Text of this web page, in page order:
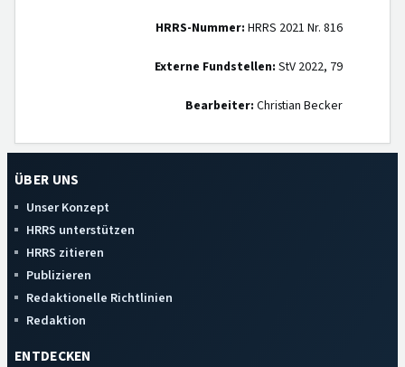
HRRS-Nummer: HRRS 2021 Nr. 816
Externe Fundstellen: StV 2022, 79
Bearbeiter: Christian Becker
ÜBER UNS
Unser Konzept
HRRS unterstützen
HRRS zitieren
Publizieren
Redaktionelle Richtlinien
Redaktion
ENTDECKEN